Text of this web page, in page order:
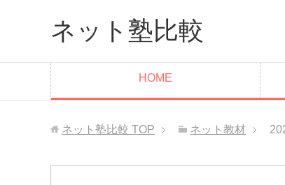
ネット塾比較
HOME
ネット塾比較 TOP ネット教材